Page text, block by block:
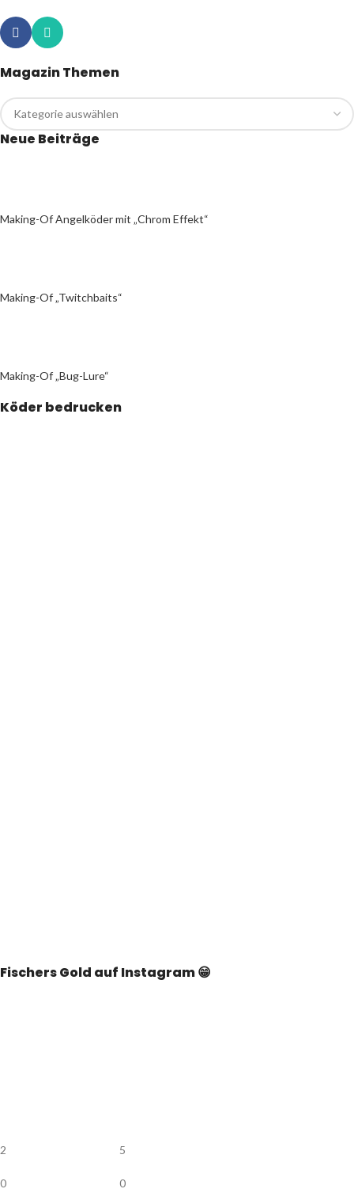
Magazin Themen
Neue Beiträge
Making-Of Angelköder mit „Chrom Effekt“
Making-Of „Twitchbaits“
Making-Of „Bug-Lure“
Köder bedrucken
Fischers Gold auf Instagram 😁
2
0
5
0